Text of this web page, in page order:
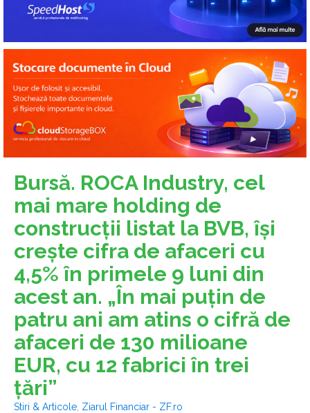
Bursă. ROCA Industry, cel
mai mare holding de
construcţii listat la BVB, îşi
creşte cifra de afaceri cu
4,5% în primele 9 luni din
acest an. „În mai puţin de
patru ani am atins o cifră de
afaceri de 130 milioane
EUR, cu 12 fabrici în trei
ţări”
Stiri & Articole Ziarul Financiar - ZF.ro